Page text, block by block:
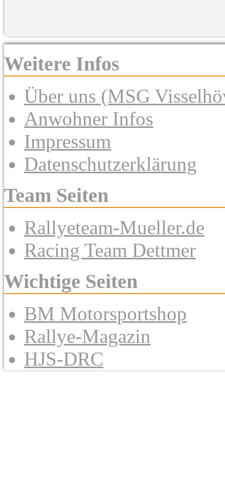
Weitere Infos
Über uns (MSG
Anwohner Infos
Impressum
Datenschutzerklärung
Team Seiten
Rallyeteam-Mueller.de
Racing Team Dettmer
Wichtige Seiten
BM Motorsportshop
Rallye-Magazin
HJS-DRC